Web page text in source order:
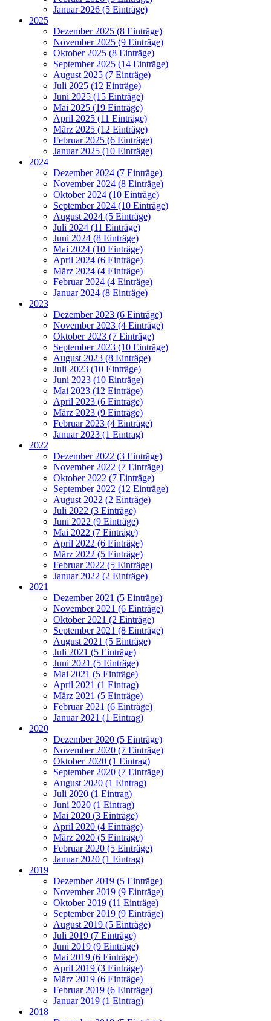
Januar 2026 (5 Einträge)
2025
Dezember 2025 (8 Einträge)
November 2025 (9 Einträge)
Oktober 2025 (8 Einträge)
September 2025 (14 Einträge)
August 2025 (7 Einträge)
Juli 2025 (12 Einträge)
Juni 2025 (15 Einträge)
Mai 2025 (19 Einträge)
April 2025 (11 Einträge)
März 2025 (12 Einträge)
Februar 2025 (6 Einträge)
Januar 2025 (10 Einträge)
2024
Dezember 2024 (7 Einträge)
November 2024 (8 Einträge)
Oktober 2024 (10 Einträge)
September 2024 (10 Einträge)
August 2024 (5 Einträge)
Juli 2024 (11 Einträge)
Juni 2024 (8 Einträge)
Mai 2024 (10 Einträge)
April 2024 (6 Einträge)
März 2024 (4 Einträge)
Februar 2024 (4 Einträge)
Januar 2024 (8 Einträge)
2023
Dezember 2023 (6 Einträge)
November 2023 (4 Einträge)
Oktober 2023 (7 Einträge)
September 2023 (10 Einträge)
August 2023 (8 Einträge)
Juli 2023 (10 Einträge)
Juni 2023 (10 Einträge)
Mai 2023 (12 Einträge)
April 2023 (6 Einträge)
März 2023 (9 Einträge)
Februar 2023 (4 Einträge)
Januar 2023 (1 Eintrag)
2022
Dezember 2022 (3 Einträge)
November 2022 (7 Einträge)
Oktober 2022 (7 Einträge)
September 2022 (12 Einträge)
August 2022 (2 Einträge)
Juli 2022 (3 Einträge)
Juni 2022 (9 Einträge)
Mai 2022 (7 Einträge)
April 2022 (6 Einträge)
März 2022 (5 Einträge)
Februar 2022 (5 Einträge)
Januar 2022 (2 Einträge)
2021
Dezember 2021 (5 Einträge)
November 2021 (6 Einträge)
Oktober 2021 (2 Einträge)
September 2021 (8 Einträge)
August 2021 (5 Einträge)
Juli 2021 (5 Einträge)
Juni 2021 (5 Einträge)
Mai 2021 (5 Einträge)
April 2021 (1 Eintrag)
März 2021 (5 Einträge)
Februar 2021 (6 Einträge)
Januar 2021 (1 Eintrag)
2020
Dezember 2020 (5 Einträge)
November 2020 (7 Einträge)
Oktober 2020 (1 Eintrag)
September 2020 (7 Einträge)
August 2020 (1 Eintrag)
Juli 2020 (1 Eintrag)
Juni 2020 (1 Eintrag)
Mai 2020 (3 Einträge)
April 2020 (4 Einträge)
März 2020 (5 Einträge)
Februar 2020 (5 Einträge)
Januar 2020 (1 Eintrag)
2019
Dezember 2019 (5 Einträge)
November 2019 (9 Einträge)
Oktober 2019 (11 Einträge)
September 2019 (9 Einträge)
August 2019 (5 Einträge)
Juli 2019 (7 Einträge)
Juni 2019 (9 Einträge)
Mai 2019 (6 Einträge)
April 2019 (3 Einträge)
März 2019 (6 Einträge)
Februar 2019 (6 Einträge)
Januar 2019 (1 Eintrag)
2018